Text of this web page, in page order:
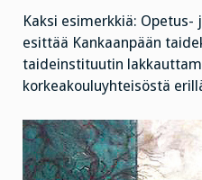
Kaksi esimerkkiä:
esittää Kankaanpään
taideinstituutin
korkeakouluyhteisöstä